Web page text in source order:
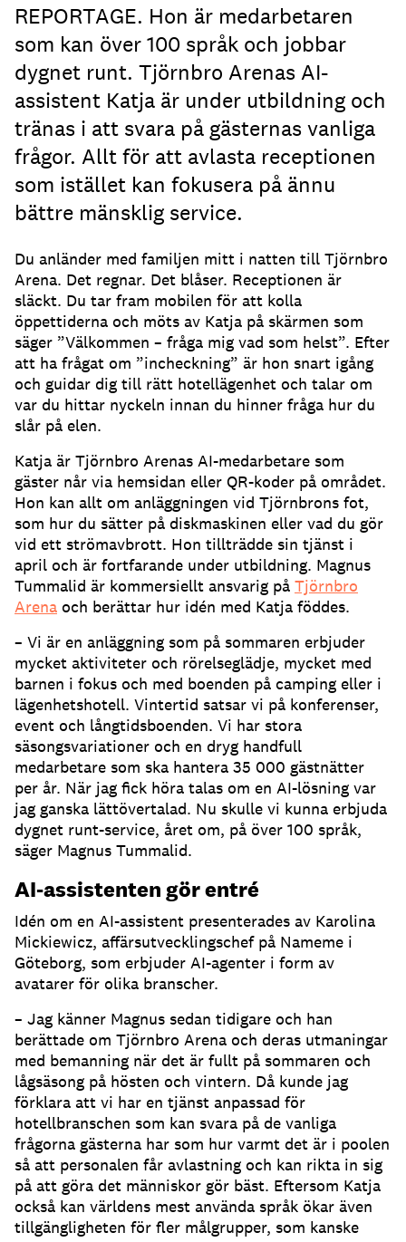
REPORTAGE. Hon är medarbetaren
som kan över 100 språk och jobbar
dygnet runt. Tjörnbro Arenas AI-
assistent Katja är under utbildning och
tränas i att svara på gästernas vanliga
frågor. Allt för att avlasta receptionen
som istället kan fokusera på ännu
bättre mänsklig service.
Du anländer med familjen mitt i natten till Tjörnbro
Arena. Det regnar. Det blåser. Receptionen är
släckt. Du tar fram mobilen för att kolla
öppettiderna och möts av Katja på skärmen som
säger ”Välkommen – fråga mig vad som helst”. Efter
att ha frågat om ”incheckning” är hon snart igång
och guidar dig till rätt hotellägenhet och talar om
var du hittar nyckeln innan du hinner fråga hur du
slår på elen.
Katja är Tjörnbro Arenas AI-medarbetare som
gäster når via hemsidan eller QR-koder på området.
Hon kan allt om anläggningen vid Tjörnbrons fot,
som hur du sätter på diskmaskinen eller vad du gör
vid ett strömavbrott. Hon tillträdde sin tjänst i
april och är fortfarande under utbildning. Magnus
Tummalid är kommersiellt ansvarig på Tjörnbro
Arena och berättar hur idén med Katja föddes.
– Vi är en anläggning som på sommaren erbjuder
mycket aktiviteter och rörelseglädje, mycket med
barnen i fokus och med boenden på camping eller i
lägenhetshotell. Vintertid satsar vi på konferenser,
event och långtidsboenden. Vi har stora
säsongsvariationer och en dryg handfull
medarbetare som ska hantera 35 000 gästnätter
per år. När jag fick höra talas om en AI-lösning var
jag ganska lättövertalad. Nu skulle vi kunna erbjuda
dygnet runt-service, året om, på över 100 språk,
säger Magnus Tummalid.
AI-assistenten gör entré
Idén om en AI-assistent presenterades av Karolina
Mickiewicz, affärsutvecklingschef på Nameme i
Göteborg, som erbjuder AI-agenter i form av
avatarer för olika branscher.
– Jag känner Magnus sedan tidigare och han
berättade om Tjörnbro Arena och deras utmaningar
med bemanning när det är fullt på sommaren och
lågsäsong på hösten och vintern. Då kunde jag
förklara att vi har en tjänst anpassad för
hotellbranschen som kan svara på de vanliga
frågorna gästerna har som hur varmt det är i poolen
så att personalen får avlastning och kan rikta in sig
på att göra det människor gör bäst. Eftersom Katja
också kan världens mest använda språk ökar även
tillgängligheten för fler målgrupper, som kanske